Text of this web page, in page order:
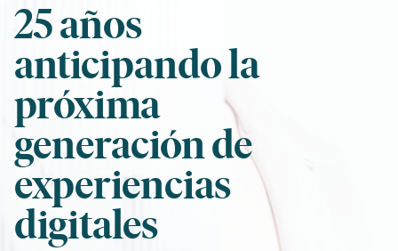
25 años
anticipando la
próxima
generación de
experiencias
digitales